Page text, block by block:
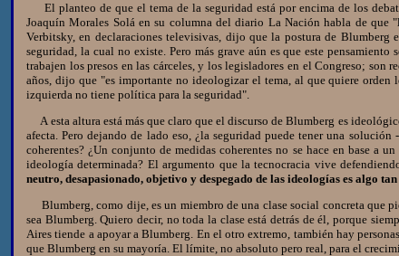
El planteo de que el tema de la seguridad está por encima de los
Joaquín Morales Solá en su columna del diario La Nación habla de
Verbitsky, en declaraciones televisivas, dijo que la postura de Blumberg
seguridad, la cual no existe. Pero más grave aún es que este
trabajen los presos en las cárceles, y los legisladores en el Congreso;
años, dijo que "es importante no ideologizar el tema, al que quiere
izquierda no tiene política para la seguridad".
A esta altura está más que claro que el discurso de Blumberg es
afecta. Pero dejando de lado eso, ¿la seguridad puede tener una
coherentes? ¿Un conjunto de medidas coherentes no se hace en base a
ideología determinada? El argumento que la tecnocracia vive
neutro, desapasionado, objetivo y despegado de las ideologías es algo
Blumberg, como dije, es un miembro de una clase social concreta que
sea Blumberg. Quiero decir, no toda la clase está detrás de él, porque
Aires tiende a apoyar a Blumberg. En el otro extremo, también hay
que Blumberg en su mayoría. El límite, no absoluto pero real, para el